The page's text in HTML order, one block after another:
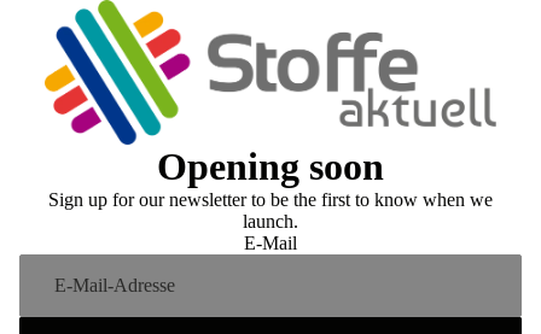
Opening soon
Sign up for our newsletter to be the first to know when we
launch.
E-Mail